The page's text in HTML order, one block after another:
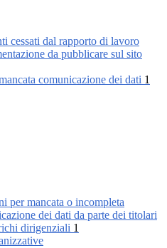
cessati dal rapporto di lavoro
da pubblicare sul sito
comunicazione dei dati 1
per mancata o incompleta
dei dati da parte dei titolari
dirigenziali 1